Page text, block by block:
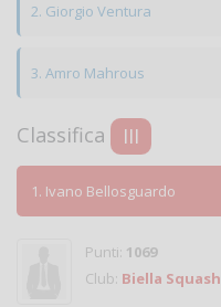
2. Giorgio Ventura
3. Amro Mahrous
Classifica III
1. Ivano Bellosguardo
Punti: 1069
Club: Biella Squash